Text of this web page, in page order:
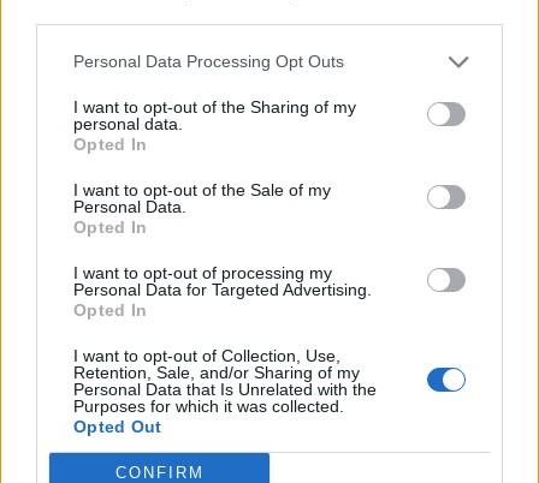
Personal Data Processing Opt Outs
I want to opt-out of the Sharing of my
personal data.
Opted In
I want to opt-out of the Sale of my
Personal Data.
Opted In
I want to opt-out of processing my
Personal Data for Targeted Advertising.
Opted In
I want to opt-out of Collection, Use,
Retention, Sale, and/or Sharing of my
Personal Data that Is Unrelated with the
Purposes for which it was collected.
Opted Out
CONFIRM
KEDVES OLVASÓNK!
A keresett cikk a portfolio.hu hírarchívumához
regisztrációhoz kötött.
Portfolio.hu teljes cikkarchívum
Kötéslisták: BÉT elmúlt 2 év napon belüli
MÁR ELŐFIZETŐNK VAGY?BEJELENTKEZÉS